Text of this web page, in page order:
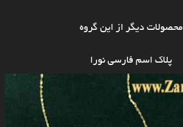
محصولات دیگر از این گروه
پلاک اسم فارسی نورا